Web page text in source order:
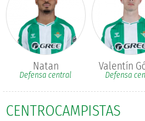
Natan
Defensa central
Valentín
Defensa
CENTROCAMPISTAS